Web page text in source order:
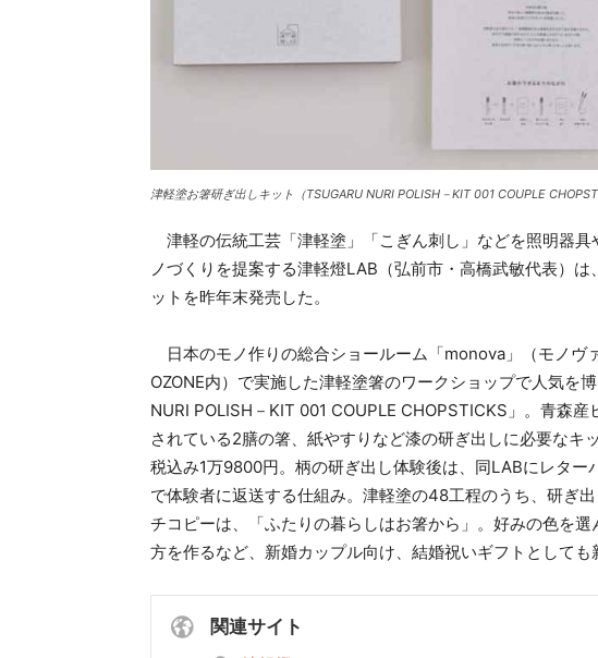
津軽塗お箸研ぎ出しキット（TSUGARU NURI POLISH－KIT 001 COUPLE
津軽の伝統工芸「津軽塗」「こぎん刺し」などを照明器
ノづくりを提案する津軽燈LAB（弘前市・高橋武敏代表）
ットを昨年末発売した。
日本のモノ作りの総合ショールーム「monova」（モノヴ
OZONE内）で実施した津軽塗箸のワークショップで人気を
NURI POLISH－KIT 001 COUPLE CHOPSTICKS」。青森
されている2膳の箸、紙やすりなど漆の研ぎ出しに必要なキ
税込み1万9800円。柄の研ぎ出し体験後は、同LABにレタ
で体験者に返送する仕組み。津軽塗の48工程のうち、研ぎ
チコピーは、「ふたりの暮らしはお箸から」。好みの色を
方を作るなど、新婚カップル向け、結婚祝いギフトとしても
関連サイト